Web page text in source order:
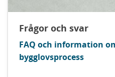
Frågor och svar
FAQ och information
bygglovsprocess